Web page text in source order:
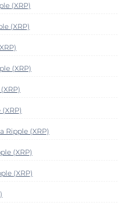
(XRP)
(XRP)
(XRP)
Ripple (XRP)
(XRP)
(XRP)